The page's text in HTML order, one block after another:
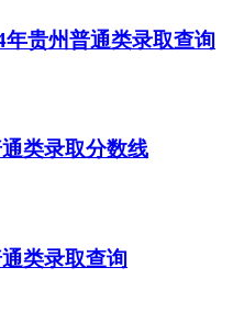
贵州普通类录取查询
类录取分数线
类录取查询